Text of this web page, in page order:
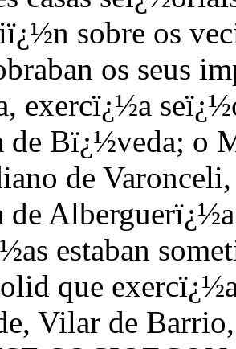
sobre os
os seus
exercï¿½a
de Bï¿½veda; o
de
de
estaban
que
Vilar de